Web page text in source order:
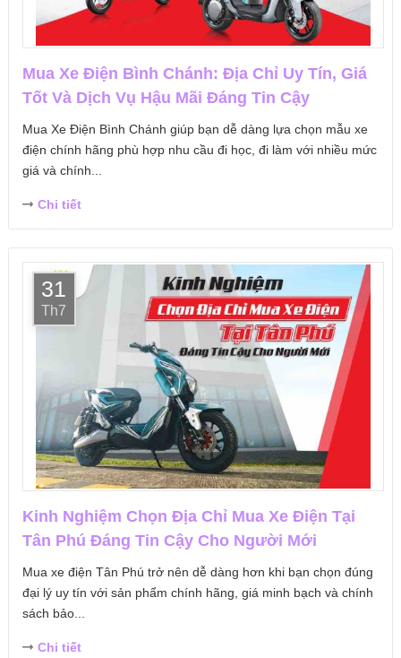
Mua Xe Điện Bình Chánh: Địa Chỉ Uy Tín, Giá
Tốt Và Dịch Vụ Hậu Mãi Đáng Tin Cậy
Mua Xe Điện Bình Chánh giúp bạn dễ dàng lựa chọn mẫu xe
điện chính hãng phù hợp nhu cầu đi học, đi làm với nhiều mức
giá và chính...
Chi tiết
31
Th7
Kinh Nghiệm Chọn Địa Chỉ Mua Xe Điện Tại
Tân Phú Đáng Tin Cậy Cho Người Mới
Mua xe điện Tân Phú trở nên dễ dàng hơn khi bạn chọn đúng
đại lý uy tín với sản phẩm chính hãng, giá minh bạch và chính
sách bảo...
Chi tiết